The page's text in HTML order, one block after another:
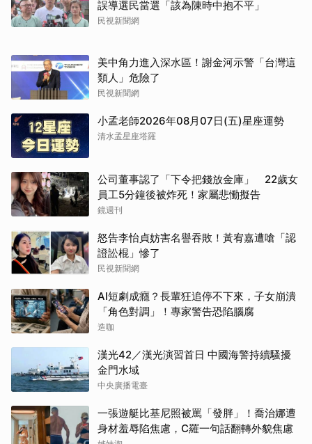
誤導選民當選「該為陳時中抱不平」
民視新聞網
美中角力進入深水區！謝金河示警「台灣這
類人」危險了
民視新聞網
小孟老師2026年08月07日(五)星座運勢
清水孟星座塔羅
公司董事認了「下令把錢放金庫」 22歲女
員工5分鐘後被炸死！家屬悲慟擬告
鏡週刊
怒告李怡貞妨害名譽吞敗！黃宥嘉遭嗆「認
證訟棍」慘了
民視新聞網
AI短劇成癮？長輩狂追停不下來，子女崩潰
「角色對調」！專家警告恐陷腦腐
造咖
漢光42／漢光演習首日 中國海警持續騷擾
金門水域
中央廣播電臺
一張遊艇比基尼照被罵「發胖」！喬治娜遭
身材羞辱陷焦慮，C羅一句話翻轉外貌焦慮